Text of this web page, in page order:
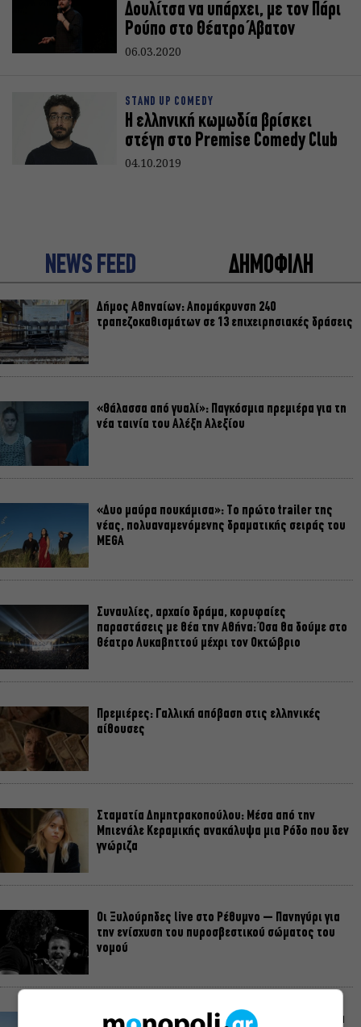
Δουλίτσα να υπάρχει, με τον Πάρι
Ρούπο στο Θέατρο Άβατον
06.03.2020
STAND UP COMEDY
Η ελληνική κωμωδία βρίσκει
στέγη στο Premise Comedy Club
04.10.2019
NEWS FEED ΔΗΜΟΦΙΛΗ
Δήμος Αθηναίων: Απομάκρυνση 240
τραπεζοκαθισμάτων σε 13 επιχειρησιακές δράσεις
«Θάλασσα από γυαλί»: Παγκόσμια πρεμιέρα για τη
νέα ταινία του Αλέξη Αλεξίου
«Δυο μαύρα πουκάμισα»: Το πρώτο trailer της
νέας, πολυαναμενόμενης δραματικής σειράς του
MEGA
Συναυλίες, αρχαίο δράμα, κορυφαίες
παραστάσεις με θέα την Αθήνα: Όσα θα δούμε στο
Θέατρο Λυκαβηττού μέχρι τον Οκτώβριο
Πρεμιέρες: Γαλλική απόβαση στις ελληνικές
αίθουσες
Σταματία Δημητρακοπούλου: Μέσα από την
Μπιενάλε Κεραμικής ανακάλυψα μια Ρόδο που δεν
γνώριζα
Οι Ξυλούρηδες live στο Ρέθυμνο – Πανηγύρι για
την ενίσχυση του πυροσβεστικού σώματος του
νομού
«Μια Γυναίκα» στον Alpha: Μια μοναδική ιστορία